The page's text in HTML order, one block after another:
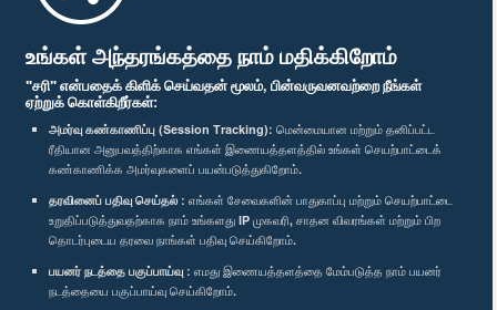
உங்கள் அந்தரங்கத்தை நாம் மதிக்கிறோம்
"சரி" என்பதைக் கிளிக் செய்வதன் மூலம், பின்வருவனவற்றை நீங்கள்
ஏற்றுக் கொள்கிறீர்கள்:
அமர்வு கண்காணிப்பு (Session Tracking): மென்மையான மற்றும் தனிப்பட்ட
ரீதியான அனுபவத்திற்காக எங்கள் இணையத்தளத்தில் உங்கள் செயற்பாட்டைக்
கண்காணிக்க அமர்வுகளைப் பயன்படுத்துகிறோம்.
தரவினைப் பதிவு செய்தல் : எங்கள் சேவைகளின் பாதுகாப்பு மற்றும் செயற்பாட்டை
உறுதிப்படுத்துவதற்காக நாம் உங்களது IP முகவரி, சாதன விவரங்கள் மற்றும் பிற
தொடர்புடைய தரவை நாங்கள் பதிவு செய்கிறோம்.
பயனர் நடத்தை பகுப்பாய்வு : எமது இணையத்தளத்தை மேம்படுத்த நாம் பயனர்
நடத்தையை பகுப்பாய்வு செய்கிறோம்.
பாராளுமன்ற கையடக்க செயலி
எம்மை பின்தொடர்க :
விருதுகள்
தனியுரிமைக் கொள்கை